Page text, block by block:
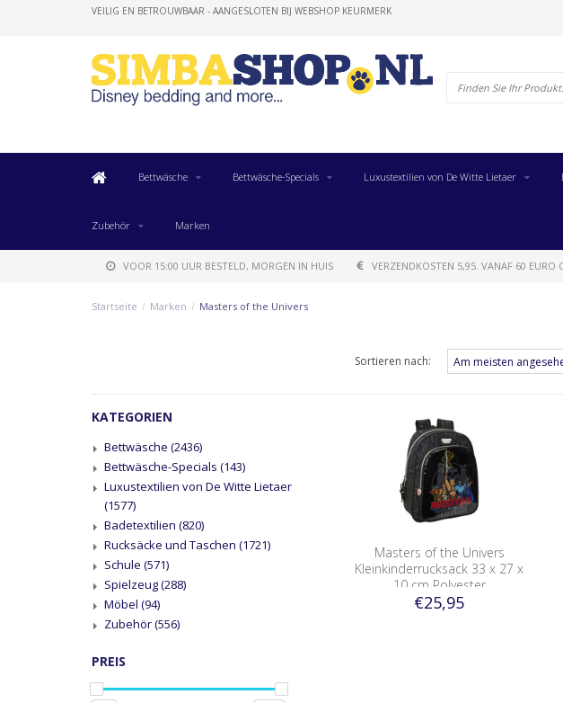
VEILIG EN BETROUWBAAR - AANGESLOTEN BIJ WEBSHOP KEURMERK
Bettwäsche Bettwäsche-Specials Luxustextilien von De Witte Lietaer
Zubehör Marken
VOOR 15:00 UUR BESTELD, MORGEN IN HUIS VERZENDKOSTEN 5,95. VANAF 60 EURO
Startseite / Marken / Masters of the Univers
Sortieren nach:
KATEGORIEN
Bettwäsche (2436)
Bettwäsche-Specials (143)
Luxustextilien von De Witte Lietaer
(1577)
Badetextilien (820)
Rucksäcke und Taschen (1721)
Schule (571)
Spielzeug(288)
Möbel (94)
Zubehör(556)
PREIS
Masters of the Univers
Kleinkinderrucksack 33 x 27 x
10 cm Polyester
€25,95